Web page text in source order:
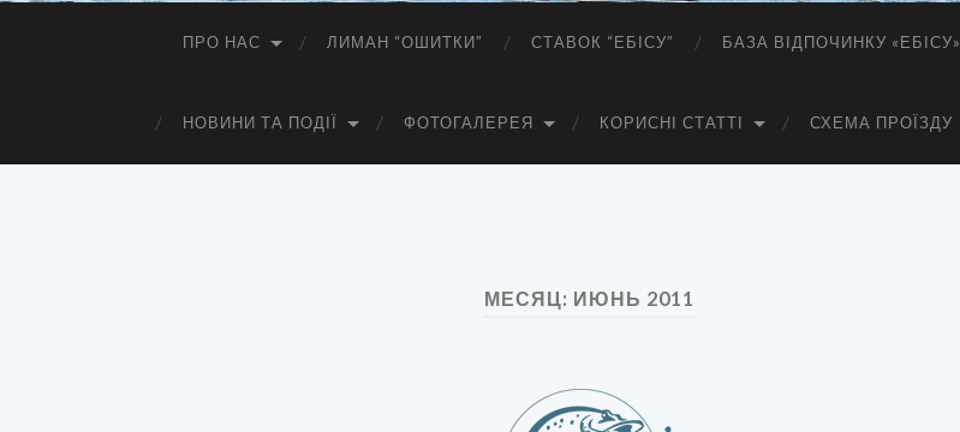
ПРО НАС ЛИМАН “ОШИТКИ” СТАВОК “ЕБІСУ” БАЗА ВІДПОЧИНКУ «ЕБІСУ»
НОВИНИ ТА ПОДІЇ ФОТОГАЛЕРЕЯ КОРИСНІ СТАТТІ СХЕМА ПРОЇЗДУ
МЕСЯЦ: ИЮНЬ 2011